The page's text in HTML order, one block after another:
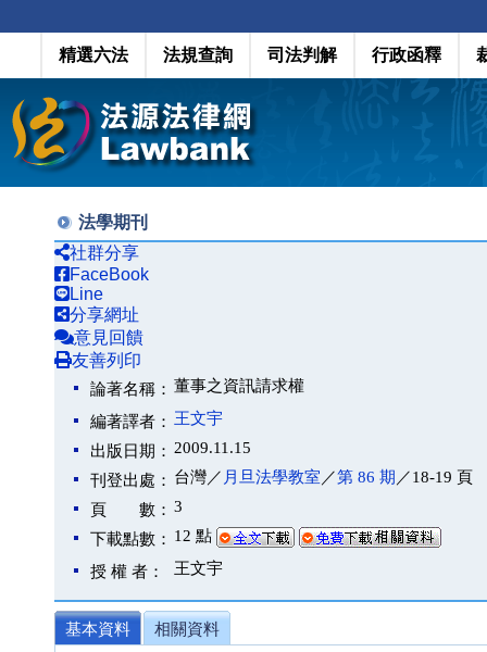
精選六法 法規查詢 司法判解 行政函釋
法學期刊
社群分享
FaceBook
Line
分享網址
意見回饋
友善列印
論著名稱： 董事之資訊請求權
編著譯者： 王文宇
出版日期： 2009.11.15
刊登出處： 台灣／ 月旦法學教室 ／第 86 期 ／18-19 頁
頁 數： 3
下載點數： 12 點
授 權 者： 王文宇
基本資料
相關資料